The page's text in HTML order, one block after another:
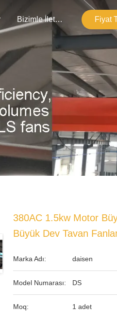
Bizimle İletişim Fiyat
380AC 1.5kw Motor
Büyük Dev Tavan
Marka Adı: daisen
Model Numarası: DS
Moq: 1 adet